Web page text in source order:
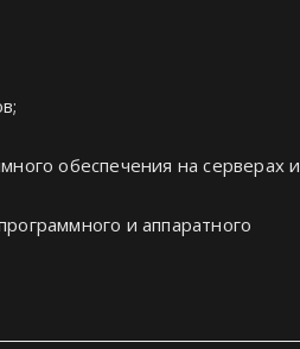
обеспечения на серверах и
и аппаратного